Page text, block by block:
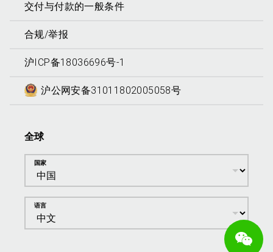
交付与付款的一般条件
合规/举报
沪ICP备18036696号-1
沪公网安备31011802005058号
全球
国家
语言